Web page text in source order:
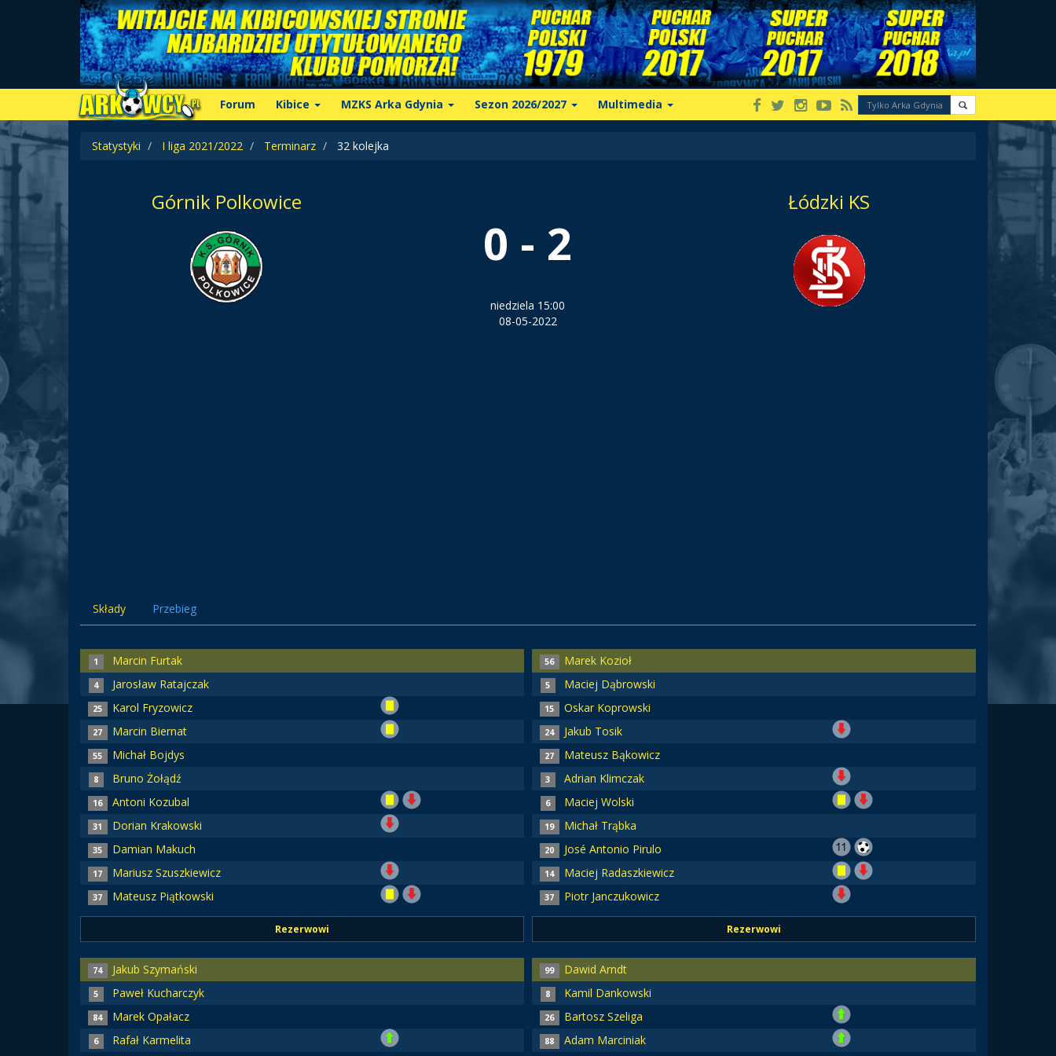
Forum Kibice MZKS Arka Gdynia Sezon 2026/2027 Multimedia
Statystyki I liga 2021/2022 Terminarz 32 kolejka
Górnik Polkowice
0 - 2
niedziela 15:00
08-05-2022
Łódzki KS
Składy Przebieg
1 Marcin Furtak
4 Jarosław Ratajczak
25 Karol Fryzowicz
27 Marcin Biernat
55 Michał Bojdys
8 Bruno Żołądź
16 Antoni Kozubal
31 Dorian Krakowski
35 Damian Makuch
17 Mariusz Szuszkiewicz
37 Mateusz Piątkowski
Rezerwowi
74 Jakub Szymański
5 Paweł Kucharczyk
84 Marek Opałacz
6 Rafał Karmelita
56 Marek Kozioł
5 Maciej Dąbrowski
15 Oskar Koprowski
24 Jakub Tosik
27 Mateusz Bąkowicz
3 Adrian Klimczak
6 Maciej Wolski
19 Michał Trąbka
20 José Antonio Pirulo
14 Maciej Radaszkiewicz
37 Piotr Janczukowicz
Rezerwowi
99 Dawid Arndt
8 Kamil Dankowski
26 Bartosz Szeliga
88 Adam Marciniak